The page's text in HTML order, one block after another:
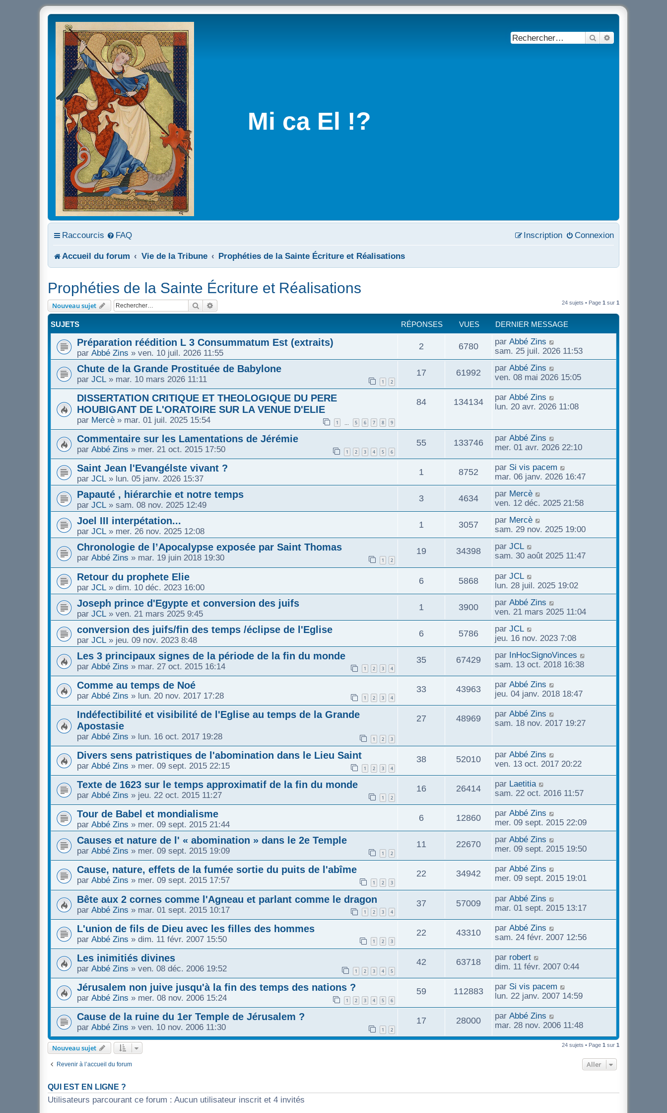
Mi ca El !?
Rechercher
Raccourcis FAQ Connexion
Inscription
Accueil du forum Vie de la Tribune Prophéties de la Sainte Écriture et Réalisations
Prophéties de la Sainte Écriture et Réalisations
Nouveau sujet Rechercher 24 sujets • Page 1 sur 1
SUJETS RÉPONSES VUES DERNIER MESSAGE
Préparation réédition L 3 Consummatum Est (extraits)
par Abbé Zins » ven. 10 juil. 2026 11:55
2 6780 par Abbé Zins
sam. 25 juil. 2026 11:53
Chute de la Grande Prostituée de Babylone
par JCL » mar. 10 mars 2026 11:11 1 2
17 61992 par Abbé Zins
ven. 08 mai 2026 15:05
DISSERTATION CRITIQUE ET THEOLOGIQUE DU PERE
HOUBIGANT DE L'ORATOIRE SUR LA VENUE D'ELIE
par Mercè » mar. 01 juil. 2025 15:54 1 … 5 6 7 8 9
84 134134 par Abbé Zins
lun. 20 avr. 2026 11:08
Commentaire sur les Lamentations de Jérémie
par Abbé Zins » mer. 21 oct. 2015 17:50 1 2 3 4 5 6
55 133746 par Abbé Zins
mer. 01 avr. 2026 22:10
Saint Jean l'Evangélste vivant ?
par JCL » lun. 05 janv. 2026 15:37
1 8752 par Si vis pacem
mar. 06 janv. 2026 16:47
Papauté , hiérarchie et notre temps
par JCL » sam. 08 nov. 2025 12:49
3 4634 par Mercè
ven. 12 déc. 2025 21:58
Joel III interpétation...
par JCL » mer. 26 nov. 2025 12:08
1 3057 par Mercè
sam. 29 nov. 2025 19:00
Chronologie de l’Apocalypse exposée par Saint Thomas
par Abbé Zins » mar. 19 juin 2018 19:30 1 2
19 34398 par JCL
sam. 30 août 2025 11:47
Retour du prophete Elie
par JCL » dim. 10 déc. 2023 16:00
6 5868 par JCL
lun. 28 juil. 2025 19:02
Joseph prince d'Egypte et conversion des juifs
par JCL » ven. 21 mars 2025 9:45
1 3900 par Abbé Zins
ven. 21 mars 2025 11:04
conversion des juifs/fin des temps /éclipse de l'Eglise
par JCL » jeu. 09 nov. 2023 8:48
6 5786 par JCL
jeu. 16 nov. 2023 7:08
Les 3 principaux signes de la période de la fin du monde
par Abbé Zins » mar. 27 oct. 2015 16:14 1 2 3 4
35 67429 par InHocSignoVinces
sam. 13 oct. 2018 16:38
Comme au temps de Noé
par Abbé Zins » lun. 20 nov. 2017 17:28 1 2 3 4
33 43963 par Abbé Zins
jeu. 04 janv. 2018 18:47
Indéfectibilité et visibilité de l'Eglise au temps de la Grande
Apostasie
par Abbé Zins » lun. 16 oct. 2017 19:28 1 2 3
27 48969 par Abbé Zins
sam. 18 nov. 2017 19:27
Divers sens patristiques de l'abomination dans le Lieu Saint
par Abbé Zins » mer. 09 sept. 2015 22:15 1 2 3 4
38 52010 par Abbé Zins
ven. 13 oct. 2017 20:22
Texte de 1623 sur le temps approximatif de la fin du monde
par Abbé Zins » jeu. 22 oct. 2015 11:27 1 2
16 26414 par Laetitia
sam. 22 oct. 2016 11:57
Tour de Babel et mondialisme
par Abbé Zins » mer. 09 sept. 2015 21:44
6 12860 par Abbé Zins
mer. 09 sept. 2015 22:09
Causes et nature de l' « abomination » dans le 2e Temple
par Abbé Zins » mer. 09 sept. 2015 19:09 1 2
11 22670 par Abbé Zins
mer. 09 sept. 2015 19:50
Cause, nature, effets de la fumée sortie du puits de l'abîme
par Abbé Zins » mer. 09 sept. 2015 17:57 1 2 3
22 34942 par Abbé Zins
mer. 09 sept. 2015 19:01
Bête aux 2 cornes comme l'Agneau et parlant comme le dragon
par Abbé Zins » mar. 01 sept. 2015 10:17 1 2 3 4
37 57009 par Abbé Zins
mar. 01 sept. 2015 13:17
L'union de fils de Dieu avec les filles des hommes
par Abbé Zins » dim. 11 févr. 2007 15:50 1 2 3
22 43310 par Abbé Zins
sam. 24 févr. 2007 12:56
Les inimitiés divines
par Abbé Zins » ven. 08 déc. 2006 19:52 1 2 3 4 5
42 63718 par robert
dim. 11 févr. 2007 0:44
Jérusalem non juive jusqu'à la fin des temps des nations ?
par Abbé Zins » mer. 08 nov. 2006 15:24 1 2 3 4 5 6
59 112883 par Si vis pacem
lun. 22 janv. 2007 14:59
Cause de la ruine du 1er Temple de Jérusalem ?
par Abbé Zins » ven. 10 nov. 2006 11:30 1 2
17 28000 par Abbé Zins
mar. 28 nov. 2006 11:48
Nouveau sujet 24 sujets • Page 1 sur 1
Revenir à l’accueil du forum Aller
QUI EST EN LIGNE ?
Utilisateurs parcourant ce forum : Aucun utilisateur inscrit et 4 invités